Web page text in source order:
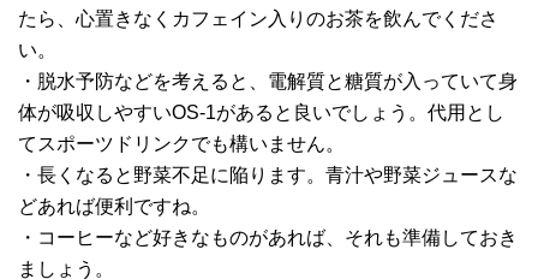
たら、心置きなくカフェイン入りのお茶を飲んでくださ
い。
・脱水予防などを考えると、電解質と糖質が入っていて身
体が吸収しやすいOS-1があると良いでしょう。代用とし
てスポーツドリンクでも構いません。
・長くなると野菜不足に陥ります。青汁や野菜ジュースな
どあれば便利ですね。
・コーヒーなど好きなものがあれば、それも準備しておき
ましょう。